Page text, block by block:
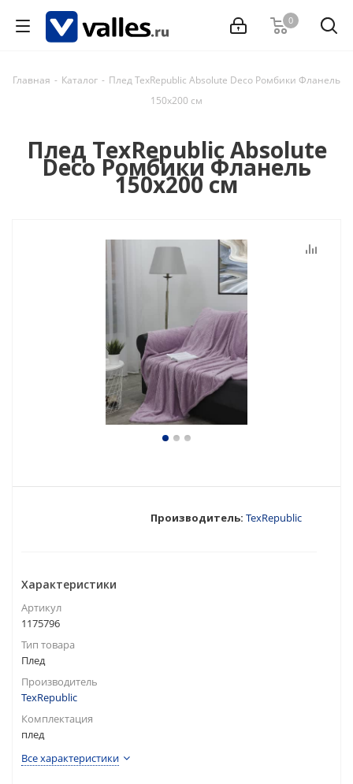
0
Главная - Каталог - Плед TexRepublic Absolute Deco Ромбики Фланель
150х200 см
Плед TexRepublic Absolute
Deco Ромбики Фланель
150х200 см
Производитель: TexRepublic
Характеристики
Артикул
1175796
Тип товара
Плед
Производитель
TexRepublic
Комплектация
плед
Все характеристики